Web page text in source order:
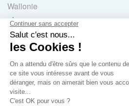
Wallonie
LIÈGE
WATERLOO
WAVRE